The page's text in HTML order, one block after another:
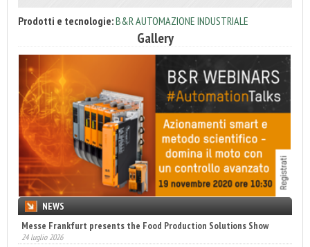
Prodotti e tecnologie:B&R AUTOMAZIONE INDUSTRIALE
Gallery
NEWS
Sun Chemical secures RecyClass Flexible Packaging certification
22 luglio 2026